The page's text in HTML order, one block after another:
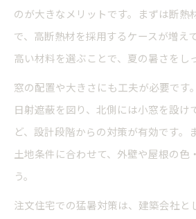
のが大きなメリットです。まずは断熱
で、高断熱材を採用するケースが増え
高い材料を選ぶことで、夏の暑さをし
窓の配置や大きさにも工夫が必要です
日射遮蔽を図り、北側には小窓を設け
ど、設計段階からの対策が有効です。
土地条件に合わせて、外壁や屋根の色
う。
注文住宅での猛暑対策は、建築会社と